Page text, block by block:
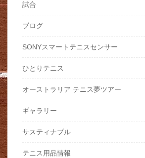
試合
ブログ
SONYスマートテニスセンサー
ひとりテニス
オーストラリア テニス夢ツアー
ギャラリー
サスティナブル
テニス用品情報